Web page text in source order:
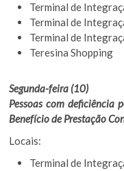
Terminal de
Terminal de
Terminal de
Teresina Shopping
Segunda-feira (10)
Pessoas com deficiência
Benefício de Prestação
Locais:
Terminal de